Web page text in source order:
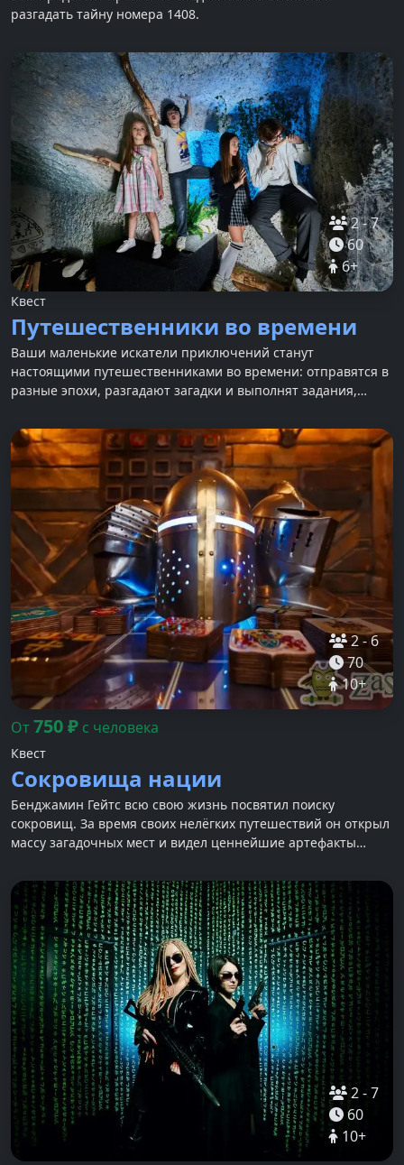
разгадать тайну номера 1408.
2-7
60
6+
Квест
Путешественники во времени
Ваши маленькие искатели приключений станут
настоящими путешественниками во времени: отправятся в
разные эпохи, разгадают загадки и выполнят задания,
2-6
70
10+
От750₽ с человека
Квест
Сокровища нации
Бенджамин Гейтс всю свою жизнь посвятил поиску
сокровищ. За время своих нелёгких путешествий он открыл
массу загадочных мест и видел ценнейшие артефакты
2-7
60
10+